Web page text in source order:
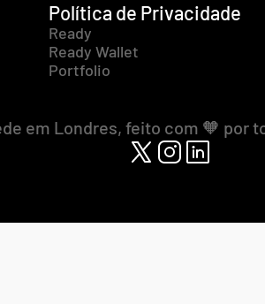
Política de Privacidade
Ready
Ready Wallet
Portfolio
em Londres, feito com 🧡 por